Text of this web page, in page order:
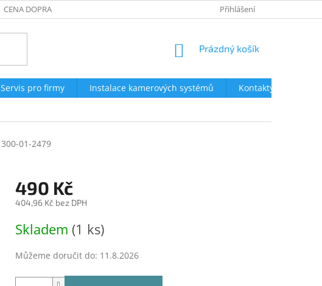
CENA DOPRAVY OBCHODNÍ PODMÍNKY
Přihlášení
NÁKUPNÍ
Prázdný košík
Servis pro firmy Instalace kamerových systémů
Kontakty
300-01-2479
490 Kč
404,96 Kč bez DPH
cena:
Skladem (1 ks)
Můžeme doručit do: 11.8.2026